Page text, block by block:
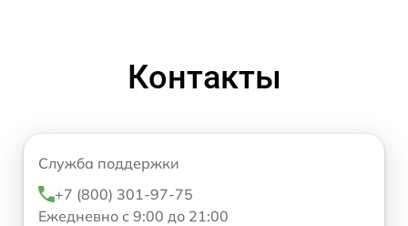
Контакты
Служба поддержки
+7 (800) 301-97-75
Ежедневно с 9:00 до 21:00